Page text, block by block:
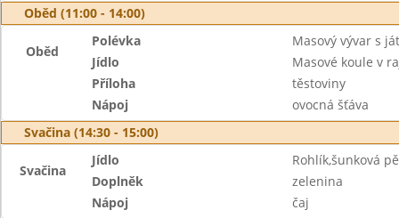
Oběd (11:00 - 14:00)
Oběd
Polévka
Masový vývar s
Jídlo
Masové koule v
Příloha
těstoviny
Nápoj
ovocná šťáva
Svačina (14:30 - 15:00)
Svačina
Jídlo
Rohlík,šunková
Doplněk
zelenina
Nápoj
čaj